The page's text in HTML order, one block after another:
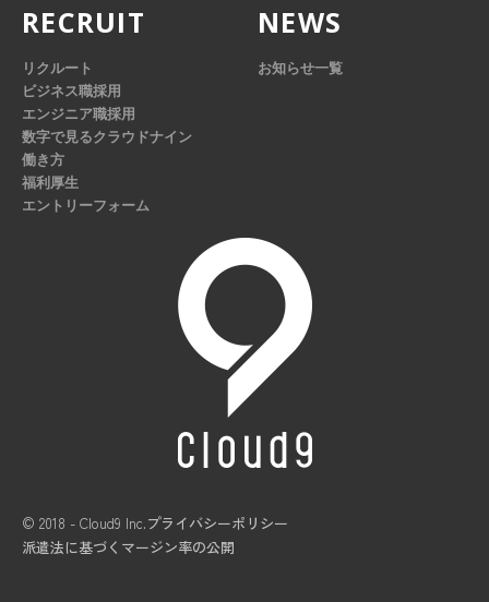
RECRUIT
リクルート
ビジネス職採用
エンジニア職採用
数字で見るクラウドナイン
働き方
福利厚生
エントリーフォーム
NEWS
お知らせ一覧
© 2018 - Cloud9 Inc.プライバシーポリシー
派遣法に基づくマージン率の公開